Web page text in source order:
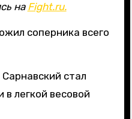
наFight.ru.
соперника всего
стал
легкой весовой